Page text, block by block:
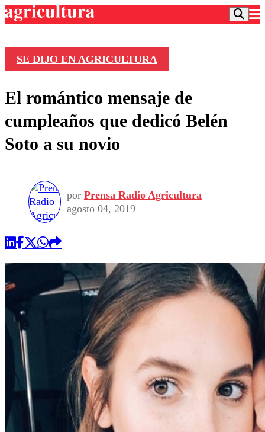
Frecuencias
Agricultura TV
Deportes
Colo Colo
Seleccion Chilena
Torneo Internacional
Entretención
Economía
Internacional
Publicaciones en medios
Opinión
Programas
SE DIJO EN AGRICULTURA
El romántico mensaje de
cumpleaños que dedicó Belén
Soto a su novio
por Prensa Radio Agricultura
agosto 04, 2019